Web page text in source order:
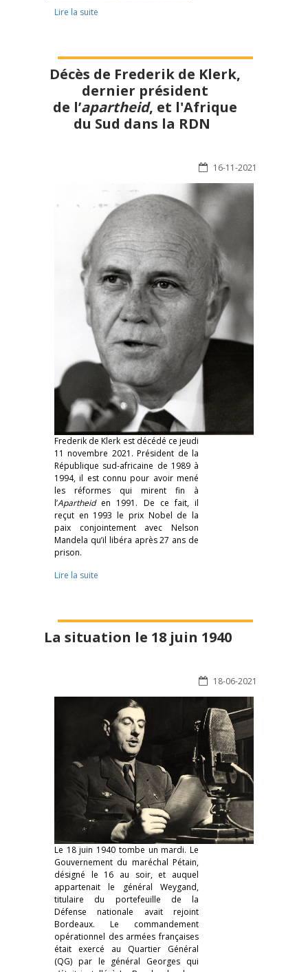
Lire la suite
Décès de Frederik de Klerk,
dernier président
de l’apartheid, et l'Afrique
du Sud dans la RDN
16-11-2021
Frederik de Klerk est décédé ce jeudi
11 novembre 2021. Président de la
République sud-africaine de 1989 à
1994, il est connu pour avoir mené
les réformes qui mirent fin à
l’Apartheiden 1991. De ce fait, il
reçut en 1993 le prix Nobel de la
paix conjointement avec Nelson
Mandela qu’il libéra après 27 ans de
prison.
Lire la suite
La situation le 18 juin 1940
18-06-2021
Le 18 juin 1940 tombe un mardi. Le
Gouvernement du maréchal Pétain,
désigné le 16 au soir, et auquel
appartenait le général Weygand,
titulaire du portefeuille de la
Défense nationale avait rejoint
Bordeaux. Le commandement
opérationnel des armées françaises
était exercé au Quartier Général
(QG) par le général Georges qui